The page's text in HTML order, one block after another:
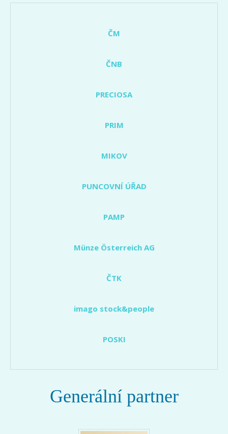
ČM
ČNB
PRECIOSA
PRIM
MIKOV
PUNCOVNÍ ÚŘAD
PAMP
Münze Österreich AG
ČTK
imago stock&people
POSKI
Generální partner